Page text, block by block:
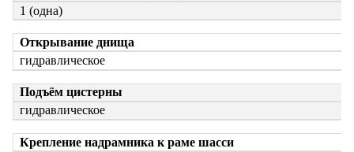
1 (одна)
Открывание днища
гидравлическое
Подъём цистерны
гидравлическое
Крепление надрамника к раме шасси